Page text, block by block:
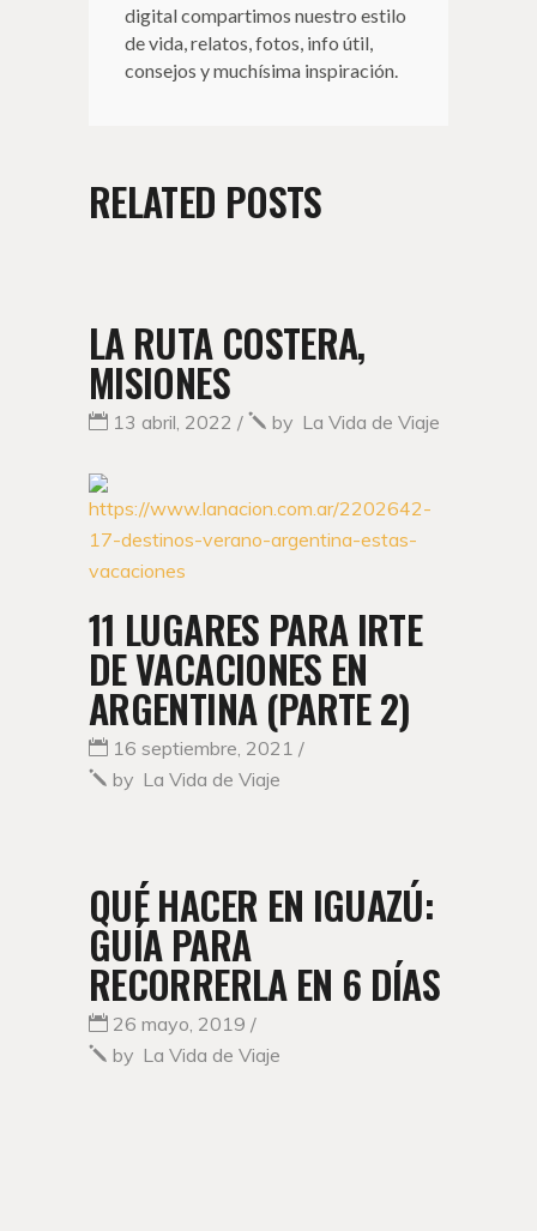
digital compartimos nuestro estilo
de vida, relatos, fotos, info útil,
consejos y muchísima inspiración.
RELATED POSTS
LA RUTA COSTERA,
MISIONES
13 abril, 2022 by La Vida de Viaje
11 LUGARES PARA IRTE
DE VACACIONES EN
ARGENTINA (PARTE 2)
16 septiembre, 2021
by La Vida de Viaje
QUÉ HACER EN IGUAZÚ:
GUÍA PARA
RECORRERLA EN 6 DÍAS
26 mayo, 2019
by La Vida de Viaje